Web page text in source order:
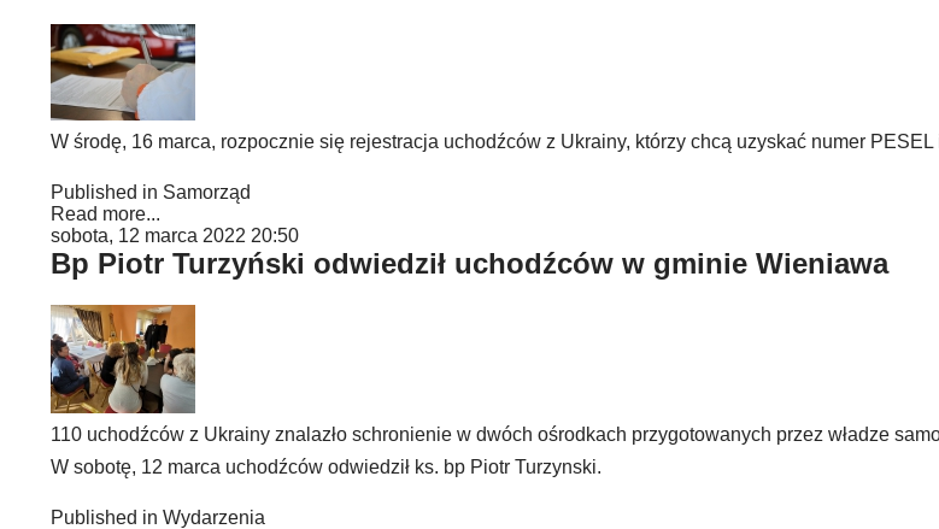
W środę, 16 marca, rozpocznie się rejestracja uchodźców z Ukrainy, którzy chcą uzyskać numer
Published in Samorząd
Read more...
sobota, 12 marca 2022 20:50
Bp Piotr Turzyński odwiedził uchodźców w gminie Wieniawa
110 uchodźców z Ukrainy znalazło schronienie w dwóch ośrodkach przygotowanych przez władze
W sobotę, 12 marca uchodźców odwiedził ks. bp Piotr Turzynski.
Published in Wydarzenia